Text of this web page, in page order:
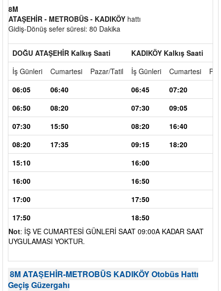
8M
ATAŞEHİR - METROBÜS - KADIKÖY hattı
Gidiş-Dönüş sefer süresi: 80 Dakika
DOĞU ATAŞEHİR Kalkış Saati
KADIKÖY Kalkış Saati
İş Günleri
Cumartesi Pazar/Tatil İş Günleri Cumartesi
06:05
06:40 06:45
07:20
06:50
08:20 07:30
09:05
07:30
15:50 08:20
16:40
08:20
17:35 09:15
18:20
15:10
16:00
16:00
16:50
17:00
17:50
17:50
18:50
Not: İŞ VE CUMARTESİ GÜNLERİ SAAT 09:00A KADAR SAAT
UYGULAMASI YOKTUR.
8M ATAŞEHİR-METROBÜS KADIKÖY Otobüs Hattı
Geçiş Güzergahı